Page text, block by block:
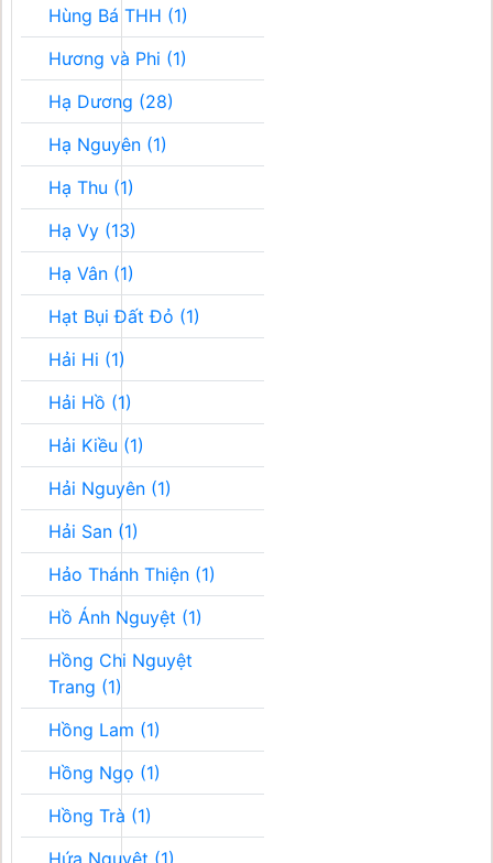
Hùng Bá THH (1)
Hương và Phi (1)
Hạ Dương (28)
Hạ Nguyên (1)
Hạ Thu (1)
Hạ Vy (13)
Hạ Vân (1)
Hạt Bụi Đất Đỏ (1)
Hải Hi (1)
Hải Hồ (1)
Hải Kiều (1)
Hải Nguyên (1)
Hải San (1)
Hảo Thánh Thiện (1)
Hồ Ánh Nguyệt (1)
Hồng Chi Nguyệt
Trang (1)
Hồng Lam (1)
Hồng Ngọ (1)
Hồng Trà (1)
Hứa Nguyệt (1)